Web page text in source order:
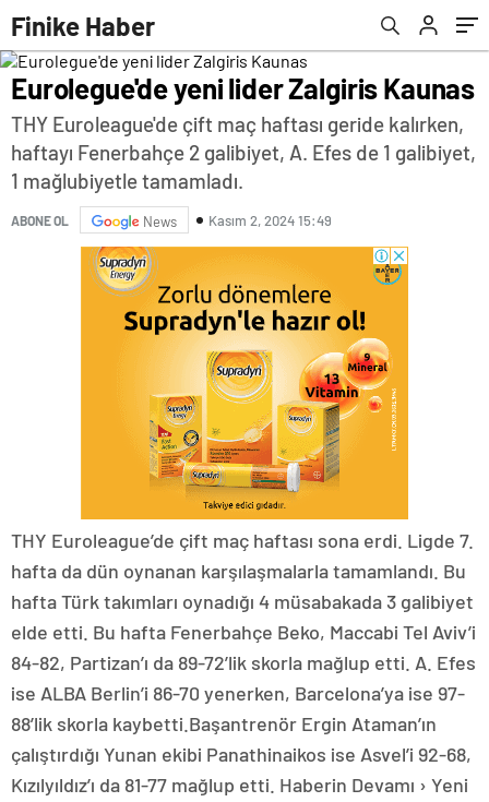
Finike Haber
Eurolegue'de yeni lider Zalgiris Kaunas
THY Euroleague'de çift maç haftası geride kalırken,
haftayı Fenerbahçe 2 galibiyet, A. Efes de 1 galibiyet,
1 mağlubiyetle tamamladı.
ABONE OL News Kasım 2, 2024 15:49
THY Euroleague’de çift maç haftası sona erdi. Ligde 7.
hafta da dün oynanan karşılaşmalarla tamamlandı. Bu
hafta Türk takımları oynadığı 4 müsabakada 3 galibiyet
elde etti. Bu hafta Fenerbahçe Beko, Maccabi Tel Aviv’i
84-82, Partizan’ı da 89-72’lik skorla mağlup etti. A. Efes
ise ALBA Berlin’i 86-70 yenerken, Barcelona’ya ise 97-
88’lik skorla kaybetti.Başantrenör Ergin Ataman’ın
çalıştırdığı Yunan ekibi Panathinaikos ise Asvel’i 92-68,
Kızılyıldız’ı da 81-77 mağlup etti. Haberin Devamı › Yeni